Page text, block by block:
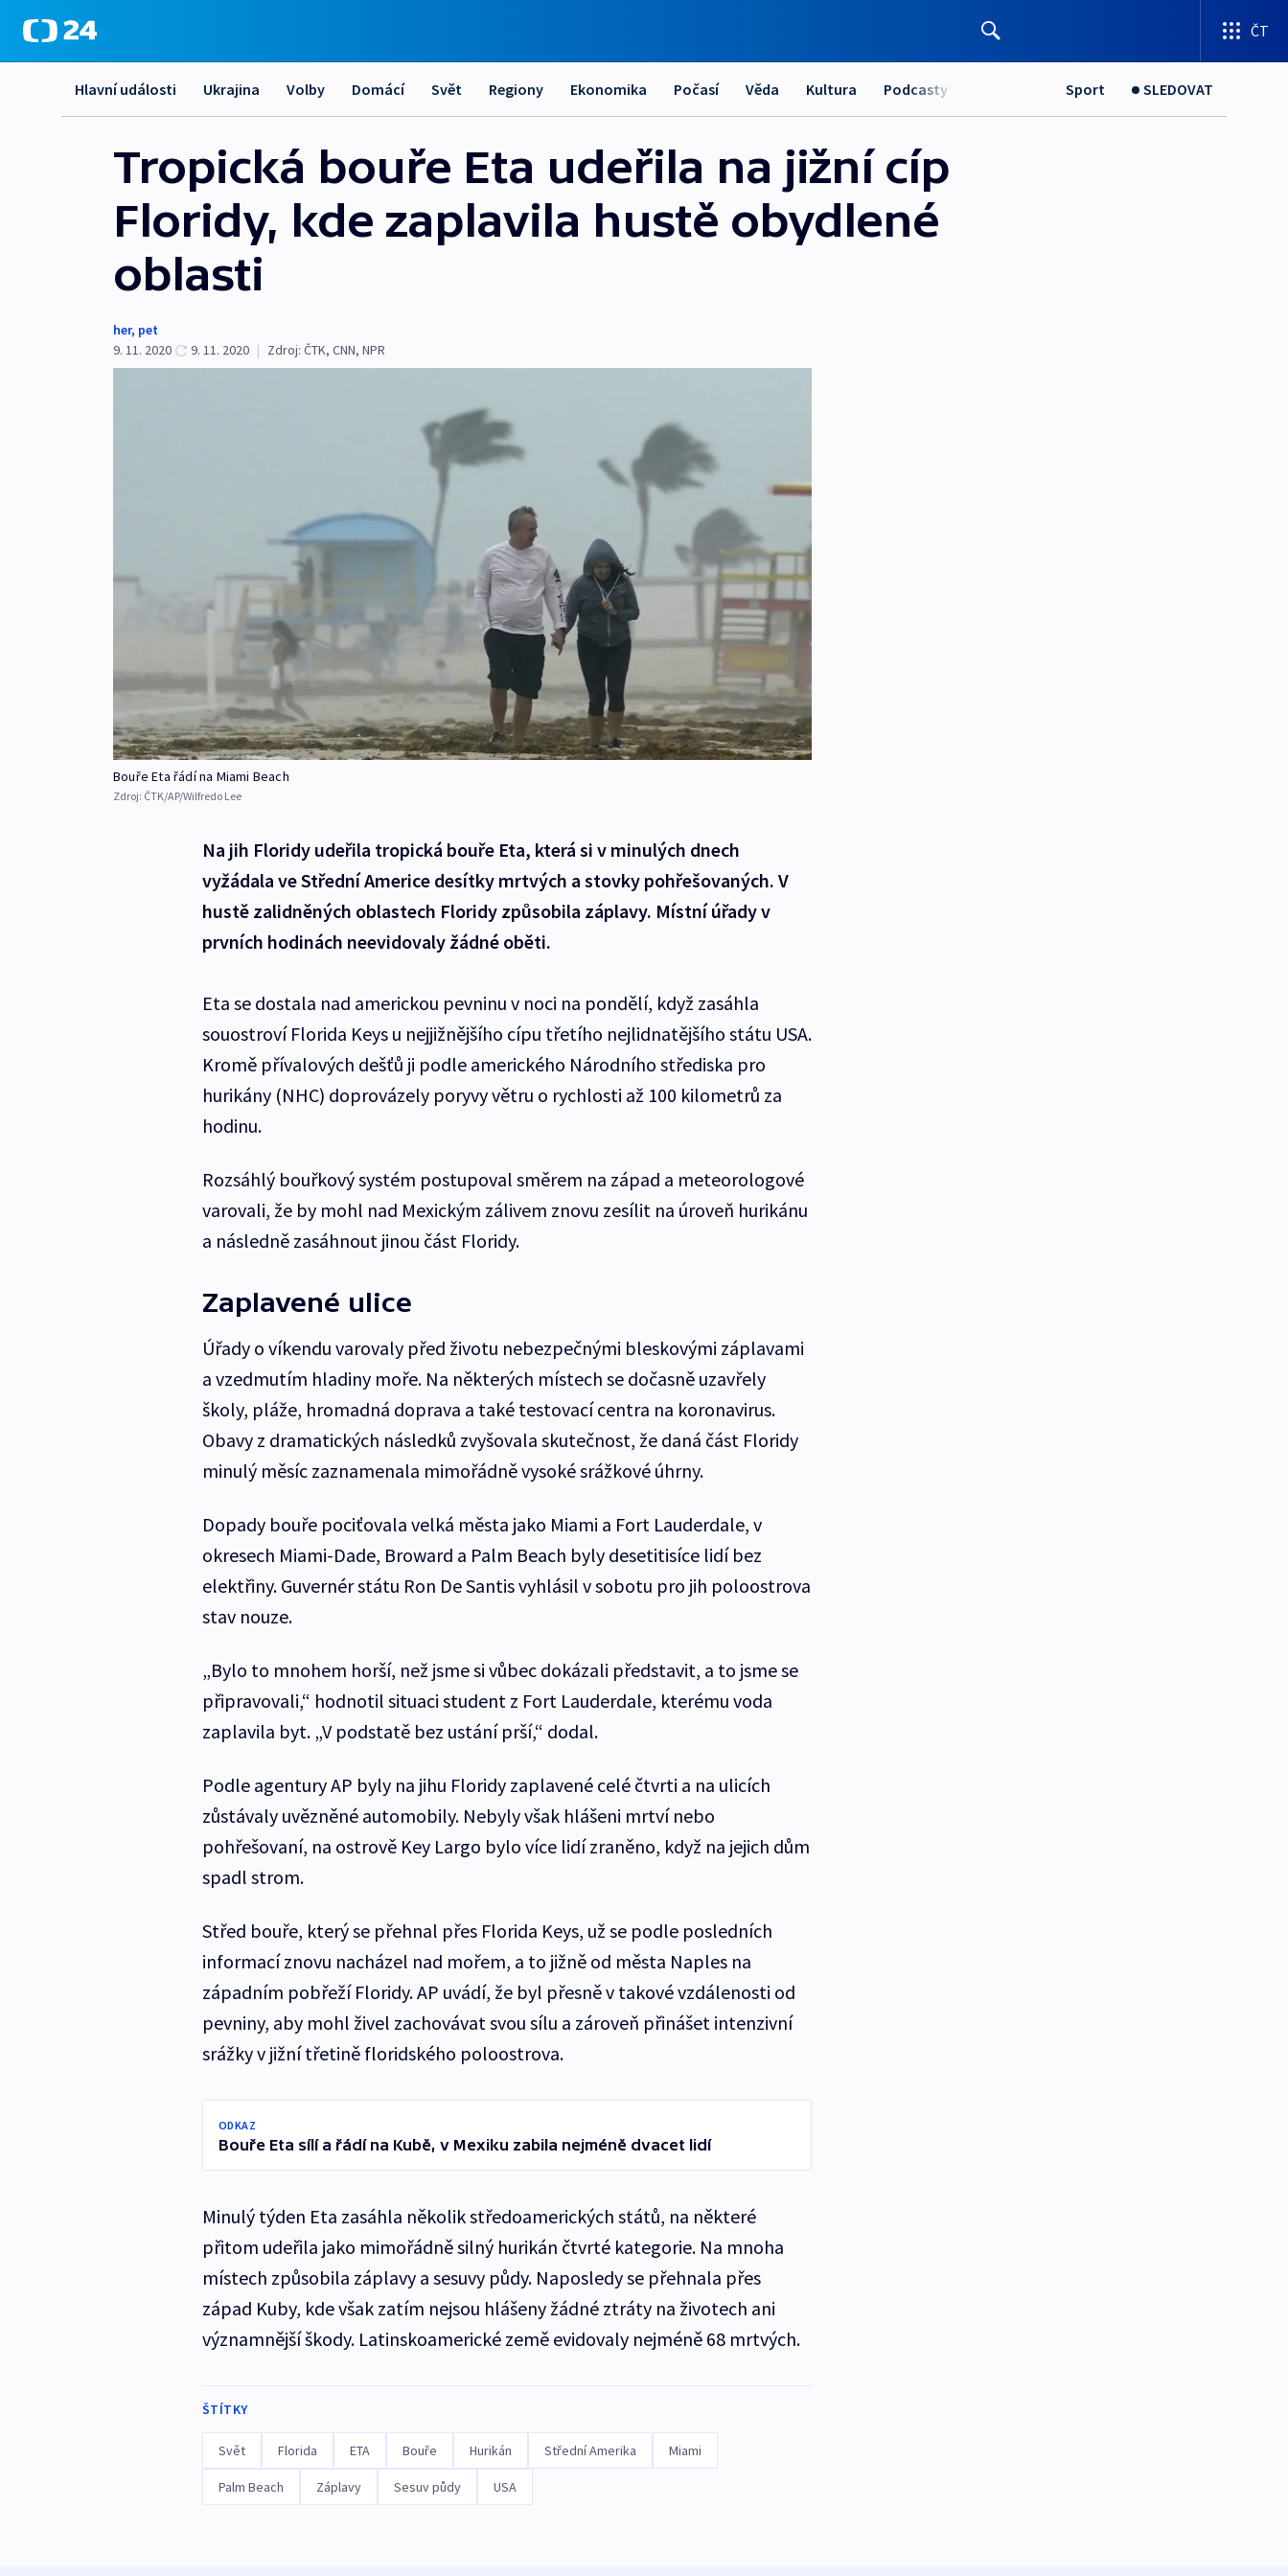
ČT
Hlavní události Ukrajina Volby Domácí Svět Regiony Ekonomika Počasí Věda Kultura Podcasty Sport SLEDOVAT
Tropická bouře Eta udeřila na jižní cíp
Floridy, kde zaplavila hustě obydlené
oblasti
her, pet
9. 11. 2020
9. 11. 2020 | Zdroj: ČTK, CNN, NPR
Bouře Eta řádí na Miami Beach
Zdroj: ČTK/AP/Wilfredo Lee
Na jih Floridy udeřila tropická bouře Eta, která si v minulých dnech
vyžádala ve Střední Americe desítky mrtvých a stovky pohřešovaných. V
hustě zalidněných oblastech Floridy způsobila záplavy. Místní úřady v
prvních hodinách neevidovaly žádné oběti.
Eta se dostala nad americkou pevninu v noci na pondělí, když zasáhla
souostroví Florida Keys u nejjižnějšího cípu třetího nejlidnatějšího státu USA.
Kromě přívalových dešťů ji podle amerického Národního střediska pro
hurikány (NHC) doprovázely poryvy větru o rychlosti až 100 kilometrů za
hodinu.
Rozsáhlý bouřkový systém postupoval směrem na západ a meteorologové
varovali, že by mohl nad Mexickým zálivem znovu zesílit na úroveň hurikánu
a následně zasáhnout jinou část Floridy.
Zaplavené ulice
Úřady o víkendu varovaly před životu nebezpečnými bleskovými záplavami
a vzedmutím hladiny moře. Na některých místech se dočasně uzavřely
školy, pláže, hromadná doprava a také testovací centra na koronavirus.
Obavy z dramatických následků zvyšovala skutečnost, že daná část Floridy
minulý měsíc zaznamenala mimořádně vysoké srážkové úhrny.
Dopady bouře pociťovala velká města jako Miami a Fort Lauderdale, v
okresech Miami-Dade, Broward a Palm Beach byly desetitisíce lidí bez
elektřiny. Guvernér státu Ron De Santis vyhlásil v sobotu pro jih poloostrova
stav nouze.
„Bylo to mnohem horší, než jsme si vůbec dokázali představit, a to jsme se
připravovali,“ hodnotil situaci student z Fort Lauderdale, kterému voda
zaplavila byt. „V podstatě bez ustání prší,“ dodal.
Podle agentury AP byly na jihu Floridy zaplavené celé čtvrti a na ulicích
zůstávaly uvězněné automobily. Nebyly však hlášeni mrtví nebo
pohřešovaní, na ostrově Key Largo bylo více lidí zraněno, když na jejich dům
spadl strom.
Střed bouře, který se přehnal přes Florida Keys, už se podle posledních
informací znovu nacházel nad mořem, a to jižně od města Naples na
západním pobřeží Floridy. AP uvádí, že byl přesně v takové vzdálenosti od
pevniny, aby mohl živel zachovávat svou sílu a zároveň přinášet intenzivní
srážky v jižní třetině floridského poloostrova.
ODKAZ
Bouře Eta sílí a řádí na Kubě, v Mexiku zabila nejméně dvacet lidí
Minulý týden Eta zasáhla několik středoamerických států, na některé
přitom udeřila jako mimořádně silný hurikán čtvrté kategorie. Na mnoha
místech způsobila záplavy a sesuvy půdy. Naposledy se přehnala přes
západ Kuby, kde však zatím nejsou hlášeny žádné ztráty na životech ani
významnější škody. Latinskoamerické země evidovaly nejméně 68 mrtvých.
ŠTÍTKY
Svět Florida ETA Bouře Hurikán Střední Amerika Miami
Palm Beach Záplavy Sesuv půdy USA